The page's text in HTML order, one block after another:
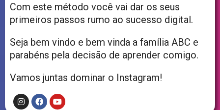
Com este método você vai dar os seus
primeiros passos rumo ao sucesso digital.
Seja bem vindo e bem vinda a família ABC e
parabéns pela decisão de aprender comigo.
Vamos juntas dominar o Instagram!